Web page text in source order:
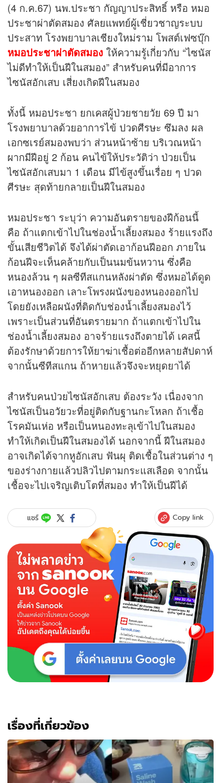
(4 ก.ค.67) นพ.ประชา กัญญาประสิทธิ์ หรือ หมอ
ประชาผ่าตัดสมอง ศัลยแพทย์ผู้เชี่ยวชาญระบบ
ประสาท โรงพยาบาลเชียงใหม่ราม โพสต์เฟซบุ๊ก
หมอประชาผ่าตัดสมอง ให้ความรู้เกี่ยวกับ “ไซนัส
ไม่ดีทำให้เป็นฝีในสมอง” สำหรับคนที่มีอาการ
ไซนัสอักเสบ เสี่ยงเกิดฝีในสมอง
ทั้งนี้ หมอประชา ยกเคสผู้ป่วยชายวัย 69 ปี มา
โรงพยาบาลด้วยอาการไข้ ปวดศีรษะ ซึมลง ผล
เอกซเรย์สมองพบว่า ส่วนหน้าซ้าย บริเวณหน้า
ผากมีฝีอยู่ 2 ก้อน คนไข้ให้ประวัติว่า ป่วยเป็น
ไซนัสอักเสบมา 1 เดือน มีไข้สูงขึ้นเรื่อย ๆ ปวด
ศีรษะ สุดท้ายกลายเป็นฝีในสมอง
หมอประชา ระบุว่า ความอันตรายของฝีก้อนนี้
คือ ถ้าแตกเข้าไปในช่องน้ำเลี้ยงสมอง ร้ายแรงถึง
ขั้นเสียชีวิตได้ จึงได้ผ่าตัดเอาก้อนฝีออก ภายใน
ก้อนฝีจะเห็นคล้ายกับเป็นนมข้นหวาน ซึ่งคือ
หนองล้วน ๆ ผลซีทีสแกนหลังผ่าตัด ซึ่งหมอได้ดูด
เอาหนองออก เลาะโพรงผนังของหนองออกไป
โดยยังเหลือผนังที่ติดกับช่องน้ำเลี้ยงสมองไว้
เพราะเป็นส่วนที่อันตรายมาก ถ้าแตกเข้าไปใน
ช่องน้ำเลี้ยงสมอง อาจร้ายแรงถึงตายได้ เคสนี้
ต้องรักษาด้วยการให้ยาฆ่าเชื้อต่ออีกหลายสัปดาห์
จากนั้นซีทีสแกน ถ้าหายแล้วจึงจะหยุดยาได้
สำหรับคนป่วยไซนัสอักเสบ ต้องระวัง เนื่องจาก
ไซนัสเป็นอวัยวะที่อยู่ติดกับฐานกะโหลก ถ้าเชื้อ
โรคมันเห่อ หรือเป็นหนองทะลุเข้าไปในสมอง
ทำให้เกิดเป็นฝีในสมองได้ นอกจากนี้ ฝีในสมอง
อาจเกิดได้จากหูอักเสบ ฟันผุ ติดเชื้อในส่วนต่าง ๆ
ของร่างกายแล้วปลิวไปตามกระแสเลือด จากนั้น
เชื้อจะไปเจริญเติบโตที่สมอง ทำให้เป็นฝีได้
แชร์ Copy link
เรื่องที่เกี่ยวข้อง